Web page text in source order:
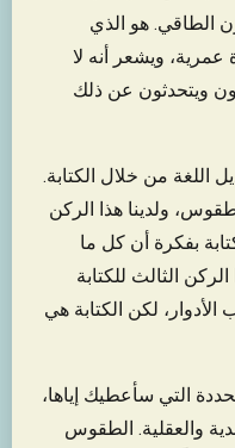
الطاقي. هو الذي
ويشعر أنه لا
ويتحدثون عن ذلك
اللغة من خلال الكتابة.
ولدينا هذا الركن
بفكرة أن كل ما
الثالث للكتابة
الأدوار، لكن الكتابة هي
التي سأعطيك إياها،
والعقلية. الطقوس